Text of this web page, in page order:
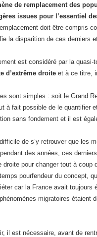
de remplacement des
issues pour l’essentiel
doit être compris
la disparition de ces derniers
est considéré par la
d’extrême droite et à ce titre,
sont simples : soit le Grand
à fait possible de le quantifier
sans fondement et il est
de s’y retrouver que les
des années, ces
droite pour changer tout à coup
pourfendeur du concept,
car la France avait toujours
migratoires étaient
il est nécessaire, avant de